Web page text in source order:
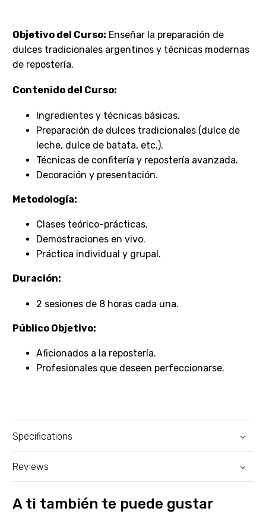
Objetivo del Curso: Enseñar la preparación de
dulces tradicionales argentinos y técnicas modernas
de repostería.
Contenido del Curso:
Ingredientes y técnicas básicas.
Preparación de dulces tradicionales (dulce de
leche, dulce de batata, etc.).
Técnicas de confitería y repostería avanzada.
Decoración y presentación.
Metodología:
Clases teórico-prácticas.
Demostraciones en vivo.
Práctica individual y grupal.
Duración:
2 sesiones de 8 horas cada una.
Público Objetivo:
Aficionados a la repostería.
Profesionales que deseen perfeccionarse.
Specifications
Reviews
A ti también te puede gustar